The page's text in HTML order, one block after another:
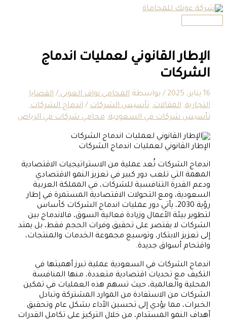
تخطي
إلى
المحتوى
القائمة
الرئيسية
الإطار القانوني لعمليات اندماج
الشركات
16 يناير، 2025 / بواسطة المحامي نواف العوني/القضايا
التجارية,المقالات,تأسيس الشركات/اندماج الشركات,
تأسيس شركات في السعودية,محامي شركات في الرياض
الإطار القانوني لعمليات اندماج الشركات
اندماج الشركات تُعد عملية من الاستراتيجيات الاقتصادية
المهمة التي تلعب دور كبير في تعزيز النمو الاقتصادي
ودعم القدرة التنافسية للشركات، في المملكة العربية
السعودية، ومع التحولات الاقتصادية المستمرة في إطار
رؤية 2030، يأتي دور عمليات اندماج الشركات كأساس
لتطوير بيئة الأعمال وزيادة فعالية السوق، فالاندماج بين
الشركات لا يقتصر على تحقيق وفرات الحجم فقط، بل يمتد
إلى تعزيز الابتكار، وتوسيع مجموعة الخدمات والمنتجات،
واقتحام أسواق جديدة.
اندماج الشركات في السعودية عملية تبرز أهميتها في
التكيف مع تحديات اقتصادية متعددة، منها المنافسة
المحلية والعالمية، حيث تسهم هذه العمليات في تمكين
الشركات من الاستفادة من الموارد المشتركة وتبادل
الخبرات، مما يؤدي إلى تحسين الأداء بشكل عام وتحقيق
أهداف النمو المستدام، من خلال التركيز على تكامل القدرات